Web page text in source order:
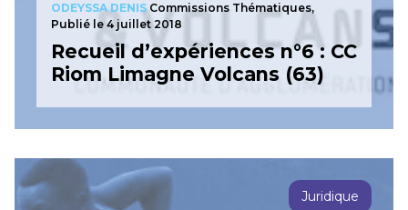
ODEYSSA DENIS Commissions Thématiques,
Publié le 4 juillet 2018
Recueil d’expériences n°6 : CC
Riom Limagne Volcans (63)
Juridique